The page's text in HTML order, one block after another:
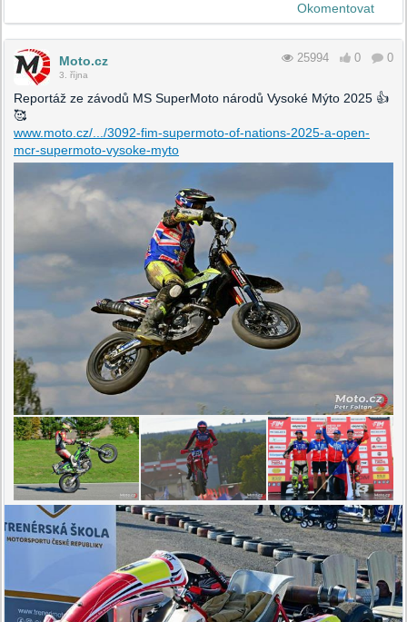
Okomentovat
Moto.cz
3. října
25994 0 0
Reportáž ze závodů MS SuperMoto národů Vysoké Mýto 2025 👍
🥰
www.moto.cz/.../3092-fim-supermoto-of-nations-2025-a-open-
mcr-supermoto-vysoke-myto